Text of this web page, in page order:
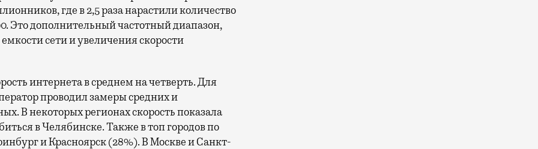
где в 2,5 раза нарастили количество
Это дополнительный частотный диапазон,
сети и увеличения скорости
интернета в среднем на четверть. Для
проводил замеры средних и
В некоторых регионах скорость показала
в Челябинске. Также в топ городов по
и Красноярск (28%). В Москве и Санкт-